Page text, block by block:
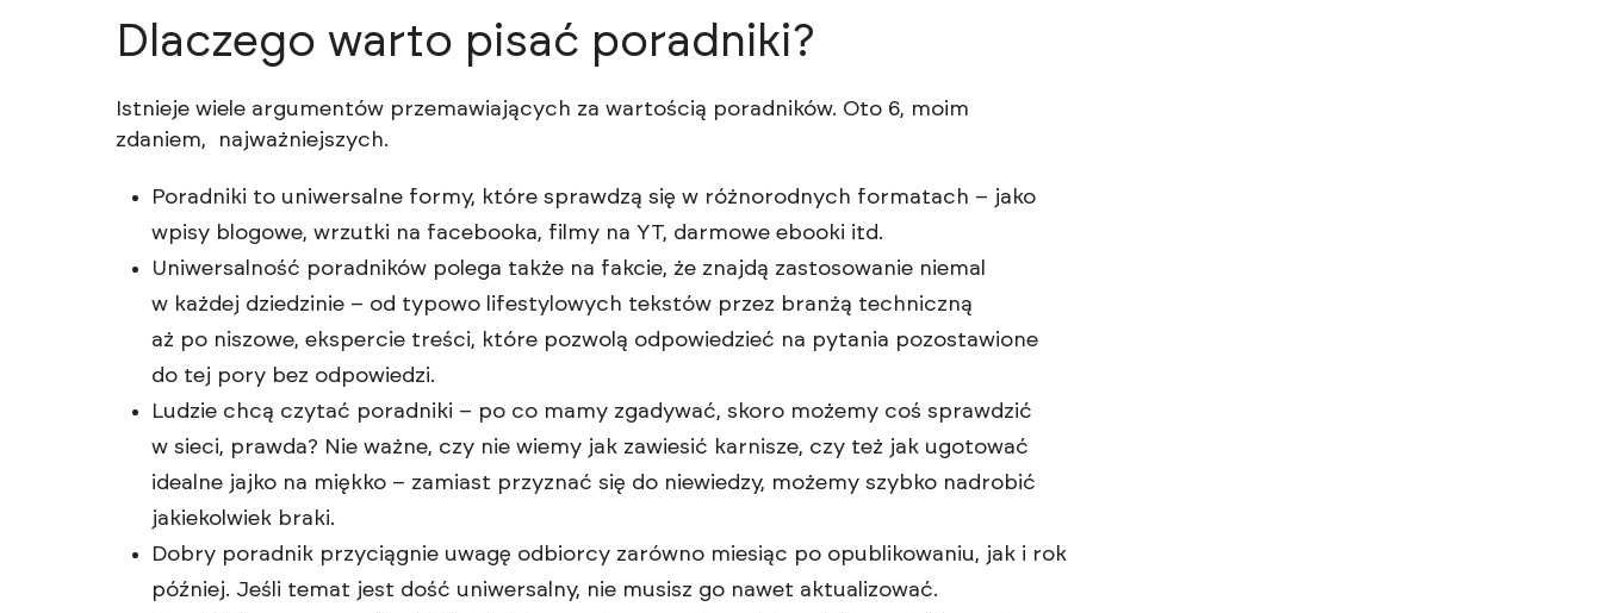
Dlaczego warto pisać poradniki?
Istnieje wiele argumentów przemawiających za wartością poradników. Oto 6, moim
zdaniem, najważniejszych.
Poradniki to uniwersalne formy, które sprawdzą się w różnorodnych formatach – jako
wpisy blogowe, wrzutki na facebooka, filmy na YT, darmowe ebooki itd.
Uniwersalność poradników polega także na fakcie, że znajdą zastosowanie niemal
w każdej dziedzinie – od typowo lifestylowych tekstów przez branżą techniczną
aż po niszowe, ekspercie treści, które pozwolą odpowiedzieć na pytania pozostawione
do tej pory bez odpowiedzi.
Ludzie chcą czytać poradniki – po co mamy zgadywać, skoro możemy coś sprawdzić
w sieci, prawda? Nie ważne, czy nie wiemy jak zawiesić karnisze, czy też jak ugotować
idealne jajko na miękko – zamiast przyznać się do niewiedzy, możemy szybko nadrobić
jakiekolwiek braki.
Dobry poradnik przyciągnie uwagę odbiorcy zarówno miesiąc po opublikowaniu, jak i rok
później. Jeśli temat jest dość uniwersalny, nie musisz go nawet aktualizować.